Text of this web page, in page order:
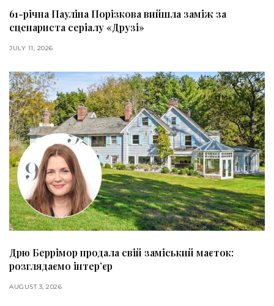
61-річна Пауліна Порізкова вийшла заміж за
сценариста серіалу «Друзі»
JULY 11, 2026
Дрю Беррімор продала свій заміський маєток:
розглядаємо інтер’єр
AUGUST 3, 2026